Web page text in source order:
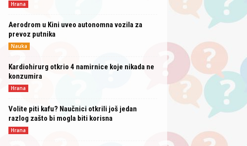
Hrana
Aerodrom u Kini uveo autonomna vozila za
prevoz putnika
Nauka
Kardiohirurg otkrio 4 namirnice koje nikada ne
konzumira
Hrana
Volite piti kafu? Naučnici otkrili još jedan
razlog zašto bi mogla biti korisna
Hrana